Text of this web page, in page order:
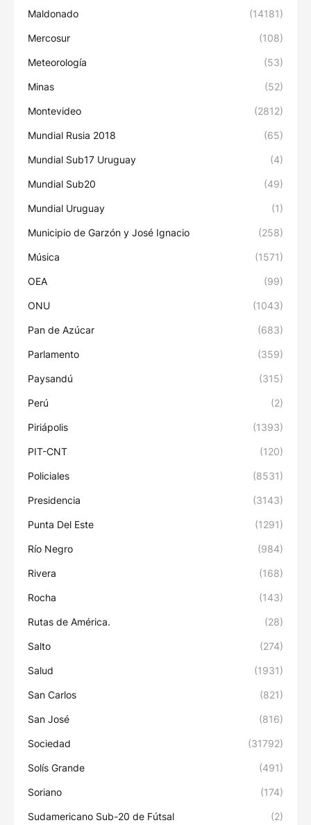
Maldonado (14181)
Mercosur (108)
Meteorología (53)
Minas (52)
Montevideo (2812)
Mundial Rusia 2018 (65)
Mundial Sub17 Uruguay (4)
Mundial Sub20 (49)
Mundial Uruguay (1)
Municipio de Garzón y José Ignacio (258)
Música (1571)
OEA (99)
ONU (1043)
Pan de Azúcar (683)
Parlamento (359)
Paysandú (315)
Perú (2)
Piriápolis (1393)
PIT-CNT (120)
Policiales (8531)
Presidencia (3143)
Punta Del Este (1291)
Río Negro (984)
Rivera (168)
Rocha (143)
Rutas de América. (28)
Salto (274)
Salud (1931)
San Carlos (821)
San José (816)
Sociedad (31792)
Solís Grande (491)
Soriano (174)
Sudamericano Sub-20 de Fútsal (2)